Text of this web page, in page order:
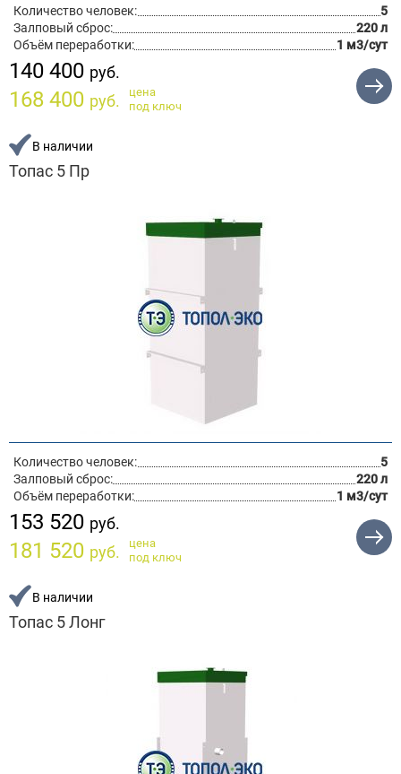
Количество человек:
5
Залповый сброс:
220 л
Объём переработки:
1 м3/сут
140 400 руб.
168 400 руб.
цена
под ключ
В наличии
Топас 5 Пр
Количество человек:
5
Залповый сброс:
220 л
Объём переработки:
1 м3/сут
153 520 руб.
181 520 руб.
цена
под ключ
В наличии
Топас 5 Лонг